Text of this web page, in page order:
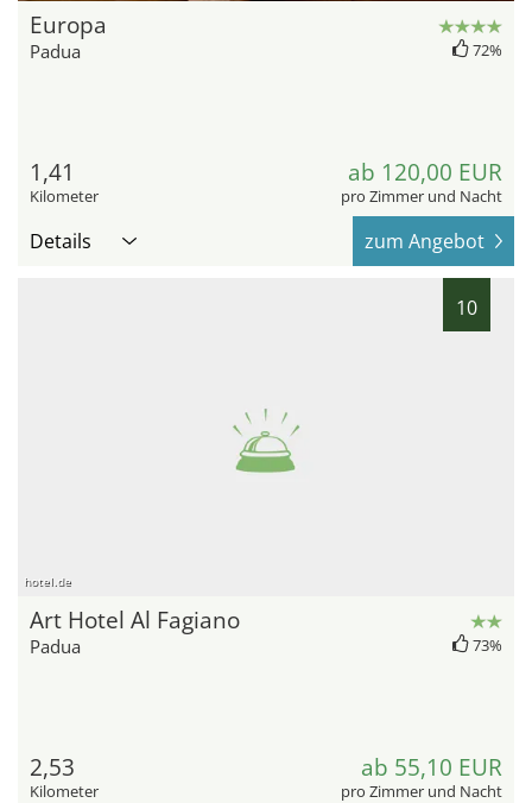
Europa
Padua 72%
1,41
Kilometer
ab 120,00 EUR
pro Zimmer und Nacht
Details zum Angebot
10
hotel.de
Art Hotel Al Fagiano
Padua 73%
2,53
Kilometer
ab 55,10 EUR
pro Zimmer und Nacht